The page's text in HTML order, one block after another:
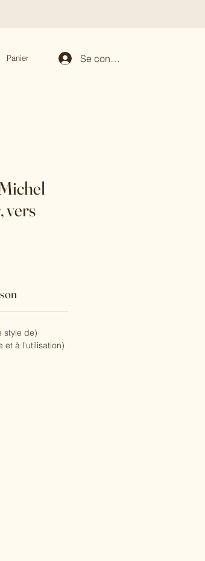
Panier Se connecter
vers
style de)
et à l'utilisation)